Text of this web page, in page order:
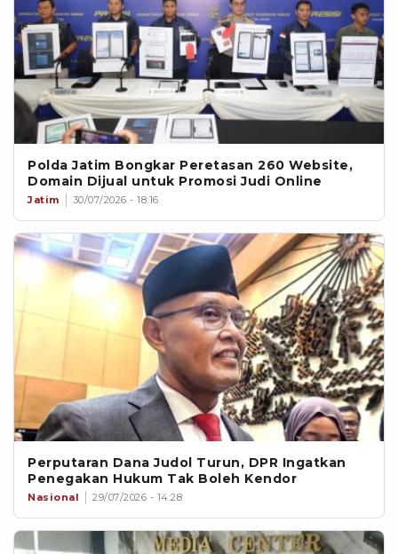
Polda Jatim Bongkar Peretasan 260 Website,
Domain Dijual untuk Promosi Judi Online
Jatim 30/07/2026 - 18:16
Perputaran Dana Judol Turun, DPR Ingatkan
Penegakan Hukum Tak Boleh Kendor
Nasional 29/07/2026 - 14:28